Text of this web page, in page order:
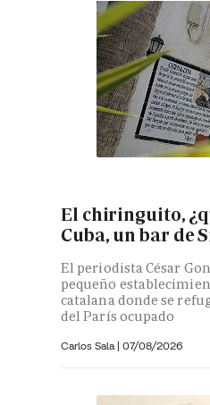
El chiringuito,
Cuba, un bar de
El periodista César
pequeño
catalana donde se
del París ocupado
Carlos Sala | 07/08/2026